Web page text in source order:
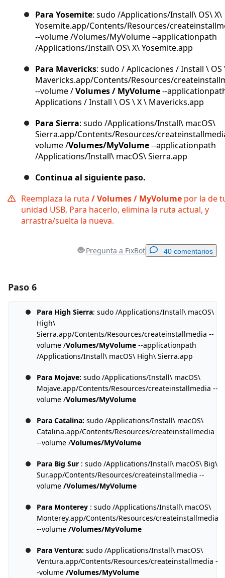
Para Yosemite: sudo /Applications/Install\ OS\ X\
Yosemite.app/Contents/Resources/
--volume /Volumes/MyVolume --applicationpath
/Applications/Install\ OS\ X\ Yosemite.app
Para Mavericks: sudo / Aplicaciones / Install \ OS
Mavericks.app/Contents/Resources/
--volume /Volumes / MyVolume--
Applications / Install \ OS \ X \ Mavericks.app
Para Sierra: sudo /Applications/Install\ macOS\
Sierra.app/Contents/Resources/
volume /Volumes/MyVolume--applicationpath
/Applications/Install\ macOS\ Sierra.app
Continua al siguiente paso.
Reemplaza la ruta / Volumes / MyVolume por la de
unidad USB, Para hacerlo, elimina la ruta actual, y
arrastra/suelta la nueva.
Pregunta a FixBot 40 comentarios
Agregar Comentario
Cancelar Publicar comentario
Paso 6
Para High Sierra: sudo /Applications/Install\ macOS\
High\
Sierra.app/Contents/Resources/createinstallmedia --
volume /Volumes/MyVolume --applicationpath
/Applications/Install\ macOS\ High\ Sierra.app
Para Mojave: sudo /Applications/Install\ macOS\
Mojave.app/Contents/Resources/createinstallmedia --
volume /Volumes/MyVolume
Para Catalina: sudo /Applications/Install\ macOS\
Catalina.app/Contents/Resources/createinstallmedia
--volume /Volumes/MyVolume
Para Big Sur : sudo /Applications/Install\ macOS\ Big\
Sur.app/Contents/Resources/createinstallmedia --
volume /Volumes/MyVolume
Para Monterey : sudo /Applications/Install\ macOS\
Monterey.app/Contents/Resources/createinstallmedia
--volume /Volumes/MyVolume
Para Ventura: sudo /Applications/Install\ macOS\
Ventura.app/Contents/Resources/createinstallmedia -
-volume /Volumes/MyVolume